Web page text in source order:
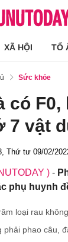
XÃ HỘI TỔ
Sức khỏe
có
7 vật
Thứ tư 09/02/
) -
phụ huynh
loại rau
phải phao câu,